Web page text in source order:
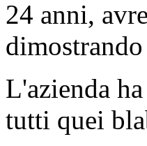
24 anni,
L'azienda
tutti quei